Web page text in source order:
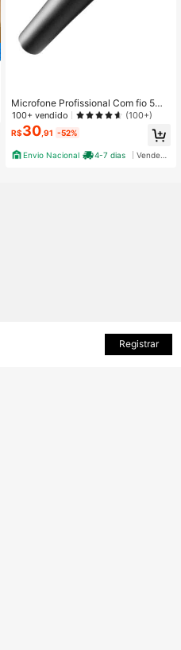
Microfone Profissional Com fio 5M
Dinâmico M-508
100+ vendido (100+)
R$30 ,91 -52%
Envio Nacional 4-7 dias
AO CARRINHO
Registrar